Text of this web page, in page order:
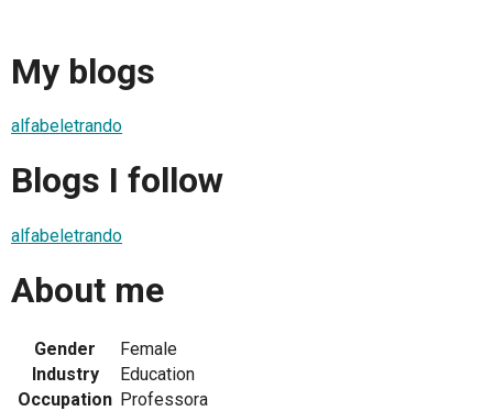
My blogs
alfabeletrando
Blogs I follow
alfabeletrando
About me
Gender
Female
Industry
Education
Occupation Professora